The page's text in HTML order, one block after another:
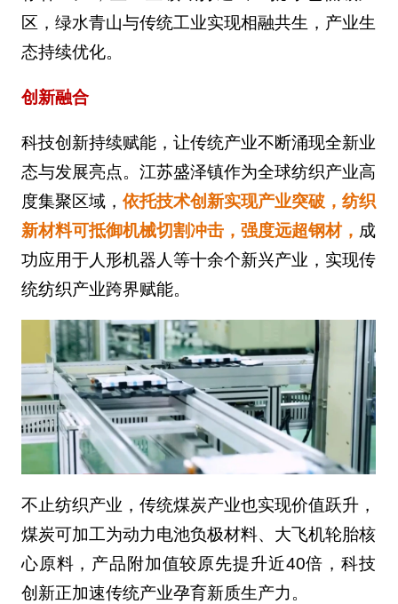
区，绿水青山与传统工业实现相融共生，产业生
态持续优化。
创新融合
科技创新持续赋能，让传统产业不断涌现全新业
态与发展亮点。江苏盛泽镇作为全球纺织产业高
度集聚区域， 依托技术创新实现产业突破，纺织
新材料可抵御机械切割冲击，强度远超钢材， 成
功应用于人形机器人等十余个新兴产业，实现传
统纺织产业跨界赋能。
不止纺织产业，传统煤炭产业也实现价值跃升，
煤炭可加工为动力电池负极材料、大飞机轮胎核
心原料，产品附加值较原先提升近40倍，科技
创新正加速传统产业孕育新质生产力。